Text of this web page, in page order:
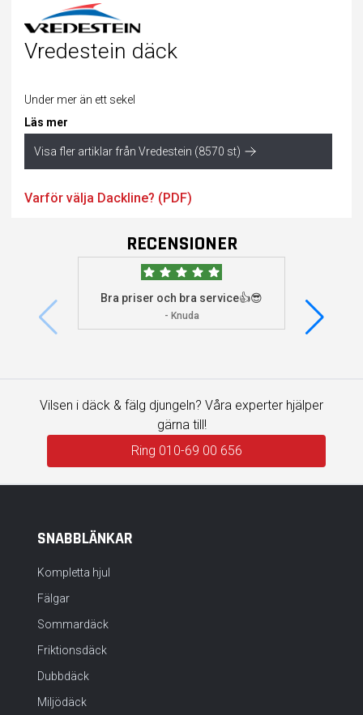
Vredestein däck
Under mer än ett sekel
Läs mer
Visa fler artiklar från Vredestein (8570 st)
Varför välja Dackline? (PDF)
RECENSIONER
Bra priser och bra service👍😎
- Knuda
Vilsen i däck & fälg djungeln? Våra experter hjälper
gärna till!
Ring 010-69 00 656
SNABBLÄNKAR
Kompletta hjul
Fälgar
Sommardäck
Friktionsdäck
Dubbdäck
Miljödäck